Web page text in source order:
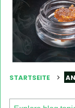
STARTSEITE